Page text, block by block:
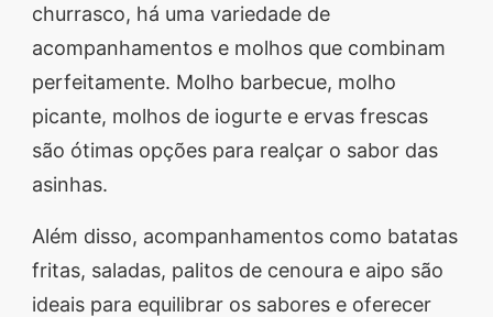
churrasco, há uma variedade de
acompanhamentos e molhos que combinam
perfeitamente. Molho barbecue, molho
picante, molhos de iogurte e ervas frescas
são ótimas opções para realçar o sabor das
asinhas.
Além disso, acompanhamentos como batatas
fritas, saladas, palitos de cenoura e aipo são
ideais para equilibrar os sabores e oferecer